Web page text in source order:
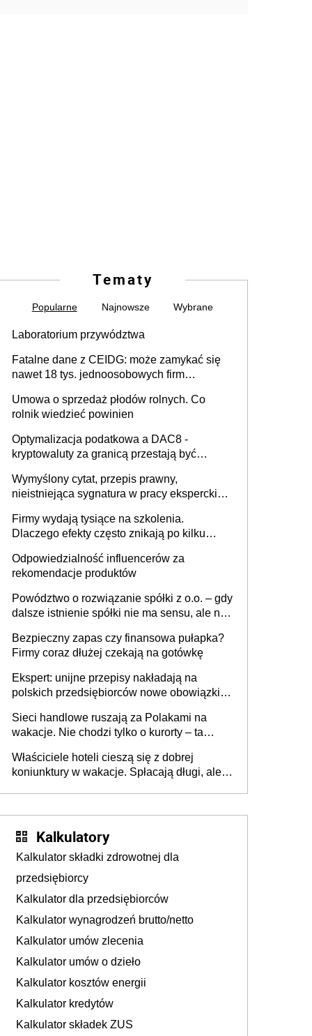
Tematy
Popularne Najnowsze Wybrane
Laboratorium przywództwa
Fatalne dane z CEIDG: może zamykać się
nawet 18 tys. jednoosobowych firm
Umowa o sprzedaż płodów rolnych. Co
rolnik wiedzieć powinien
Optymalizacja podatkowa a DAC8 -
kryptowaluty za granicą przestają być
Wymyślony cytat, przepis prawny,
nieistniejąca sygnatura w pracy eksperckiej -
firmie
Firmy wydają tysiące na szkolenia.
Dlaczego efekty często znikają po kilku
Odpowiedzialność influencerów za
rekomendacje produktów
Powództwo o rozwiązanie spółki z o.o. – gdy
dalsze istnienie spółki nie ma sensu, ale nie
Bezpieczny zapas czy finansowa pułapka?
Firmy coraz dłużej czekają na gotówkę
Ekspert: unijne przepisy nakładają na
polskich przedsiębiorców nowe obowiązki w
Sieci handlowe ruszają za Polakami na
wakacje. Nie chodzi tylko o kurorty – ta
tam, gdzie wielu spędzi urlop po cichu
Właściciele hoteli cieszą się z dobrej
koniunktury w wakacje. Spłacają długi, ale
Kalkulatory
Kalkulator składki zdrowotnej dla
przedsiębiorcy
Kalkulator dla przedsiębiorców
Kalkulator wynagrodzeń brutto/netto
Kalkulator umów zlecenia
Kalkulator umów o dzieło
Kalkulator kosztów energii
Kalkulator kredytów
Kalkulator składek ZUS